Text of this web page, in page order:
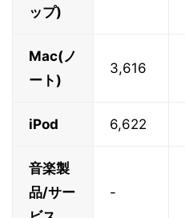
ップ)
Mac(ノ
ート)
3,616
iPod 6,622
音楽製
品/サー
-